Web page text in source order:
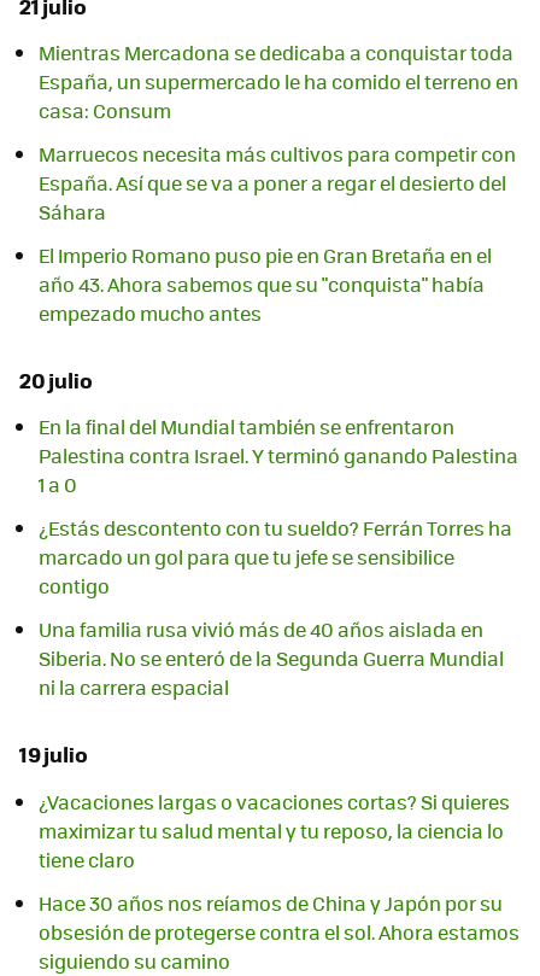
Mientras Mercadona se dedicaba a conquistar toda
España, un supermercado le ha comido el terreno en
casa: Consum
Marruecos necesita más cultivos para competir con
España. Así que se va a poner a regar el desierto del
Sáhara
El Imperio Romano puso pie en Gran Bretaña en el
año 43. Ahora sabemos que su "conquista" había
empezado mucho antes
20 julio
En la final del Mundial también se enfrentaron
Palestina contra Israel. Y terminó ganando Palestina
1 a 0
¿Estás descontento con tu sueldo? Ferrán Torres ha
marcado un gol para que tu jefe se sensibilice
contigo
Una familia rusa vivió más de 40 años aislada en
Siberia. No se enteró de la Segunda Guerra Mundial
ni la carrera espacial
19 julio
¿Vacaciones largas o vacaciones cortas? Si quieres
maximizar tu salud mental y tu reposo, la ciencia lo
tiene claro
Hace 30 años nos reíamos de China y Japón por su
obsesión de protegerse contra el sol. Ahora estamos
siguiendo su camino